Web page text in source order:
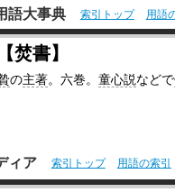
語大事典 索引トップ 用語
焚書】
の主著。六巻。 童心説などで
ィア 索引トップ 用語の索引